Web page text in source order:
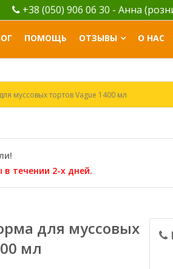
+38 (050) 906 06 30 - Анна
ПОМОЩЬ ОТЗЫВЫ О НАС
муссовых тортов Vague 1400 мл
в течении 2-х дней.
для муссовых
мл